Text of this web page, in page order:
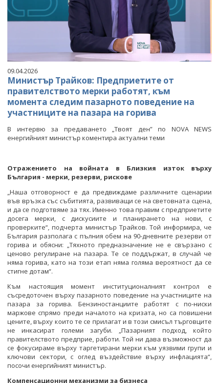
09.04.2026
Министър Трайков: Предприетите от
правителството мерки работят, към
момента следим пазарното поведение на
участниците на пазара на горива
В интервю за предаването „Твоят ден” по NOVA NEWS
енергийният министър коментира актуални теми
Отражението на войната в Близкия изток върху
България - мерки, резерви, рискове
„Наша отговорност е да предвиждаме различните сценарии
във връзка със събитията, развиващи се на световната сцена,
и да се подготвяме за тях. Именно това правим с предприетите
досега мерки, с дискусиите и планирането на нови, с
проверките“, подчерта министър Трайков. Той информира, че
България разполага с пълния обем на 90-дневните резерви от
горива и обясни: „Тяхното предназначение не е свързано с
ценово регулиране на пазара. Те се поддържат, в случай че
няма горива, като на този етап няма голяма вероятност да се
стигне дотам“.
Към настоящия момент институционалният контрол е
съсредоточен върху пазарното поведение на участниците на
пазара за горива. Бензиностанциите работят с по-ниски
маржове спрямо преди началото на кризата, но са повишени
цените, върху които те се прилагат и в този смисъл търговците
не инкасират големи загуби. „Пазарният подход, който
правителството предприе, работи. Той ни дава възможност да
се фокусираме върху таргетирани мерки към уязвими групи и
ключови сектори, с оглед въздействие върху инфлацията“,
посочи енергийният министър.
Компенсационни механизми за бизнеса